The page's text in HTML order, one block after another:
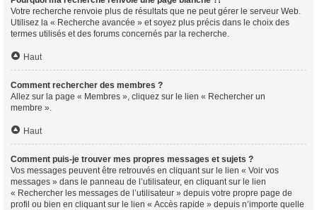
Votre recherche renvoie plus de résultats que ne peut gérer le serveur Web.
Utilisez la « Recherche avancée » et soyez plus précis dans le choix des
termes utilisés et des forums concernés par la recherche.
Haut
Comment rechercher des membres ?
Allez sur la page « Membres », cliquez sur le lien « Rechercher un
membre ».
Haut
Comment puis-je trouver mes propres messages et sujets ?
Vos messages peuvent être retrouvés en cliquant sur le lien « Voir vos
messages » dans le panneau de l’utilisateur, en cliquant sur le lien
« Rechercher les messages de l’utilisateur » depuis votre propre page de
profil ou bien en cliquant sur le lien « Accès rapide » depuis n’importe quelle